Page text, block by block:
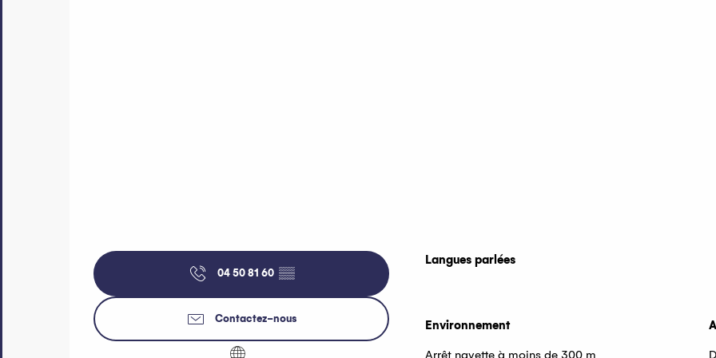
04 50 81 60 ▒▒
Contactez-nous
Langues parlées
Langues parlées
Environnement
Environnement
Arrêt navette à moins de 300 m